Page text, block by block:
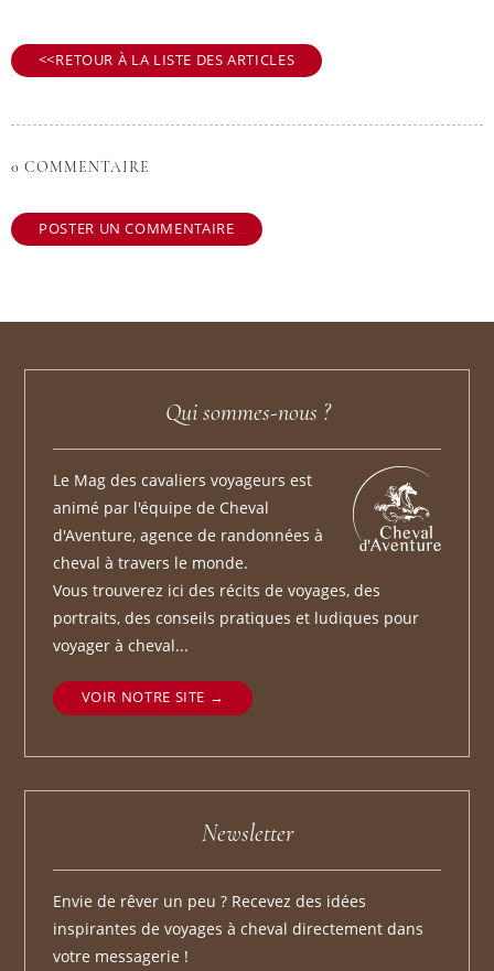
RETOUR À LA LISTE DES ARTICLES
0 COMMENTAIRE
POSTER UN COMMENTAIRE
Qui sommes-nous ?
Le Mag des cavaliers voyageurs est
animé par l'équipe de Cheval
d'Aventure, agence de randonnées à
cheval à travers le monde.
Vous trouverez ici des récits de voyages, des
portraits, des conseils pratiques et ludiques pour
voyager à cheval...
VOIR NOTRE SITE
Newsletter
Envie de rêver un peu ? Recevez des idées
inspirantes de voyages à cheval directement dans
votre messagerie !